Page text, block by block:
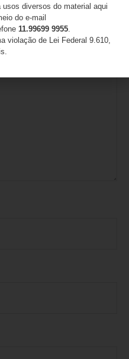
publicado. Campos
diversos do material aqui
do e-mail
11.99699 9955.
violação de Lei Federal 9.610,